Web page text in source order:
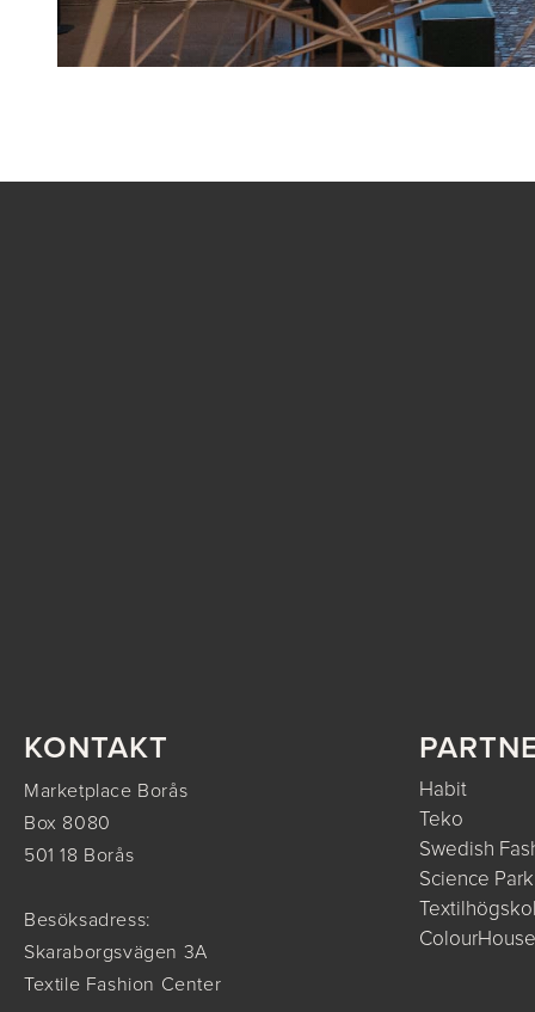
KONTAKT
Marketplace Borås
Box 8080
501 18 Borås
Besöksadress:
Skaraborgsvägen 3A
Textile Fashion Center
Habit
Teko
Swedish
Science
ColourHouse